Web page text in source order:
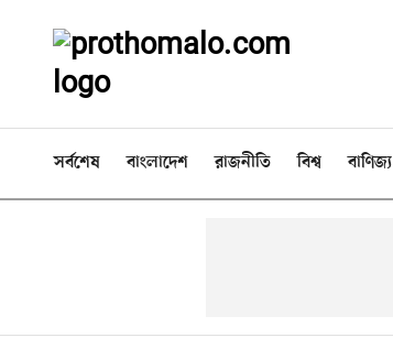
সর্বশেষ বাংলাদেশ রাজনীতি বিশ্ব বাণিজ্য